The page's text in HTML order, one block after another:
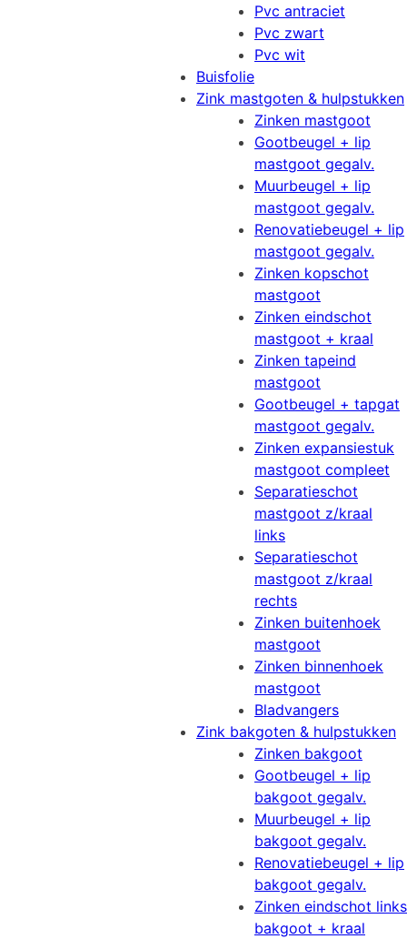
Pvc antraciet
Pvc zwart
Pvc wit
Buisfolie
Zink mastgoten & hulpstukken
Zinken mastgoot
Gootbeugel + lip
mastgoot gegalv.
Muurbeugel + lip
mastgoot gegalv.
Renovatiebeugel + lip
mastgoot gegalv.
Zinken kopschot
mastgoot
Zinken eindschot
mastgoot + kraal
Zinken tapeind
mastgoot
Gootbeugel + tapgat
mastgoot gegalv.
Zinken expansiestuk
mastgoot compleet
Separatieschot
mastgoot z/kraal
links
Separatieschot
mastgoot z/kraal
rechts
Zinken buitenhoek
mastgoot
Zinken binnenhoek
mastgoot
Bladvangers
Zink bakgoten & hulpstukken
Zinken bakgoot
Gootbeugel + lip
bakgoot gegalv.
Muurbeugel + lip
bakgoot gegalv.
Renovatiebeugel + lip
bakgoot gegalv.
Zinken eindschot links
bakgoot + kraal